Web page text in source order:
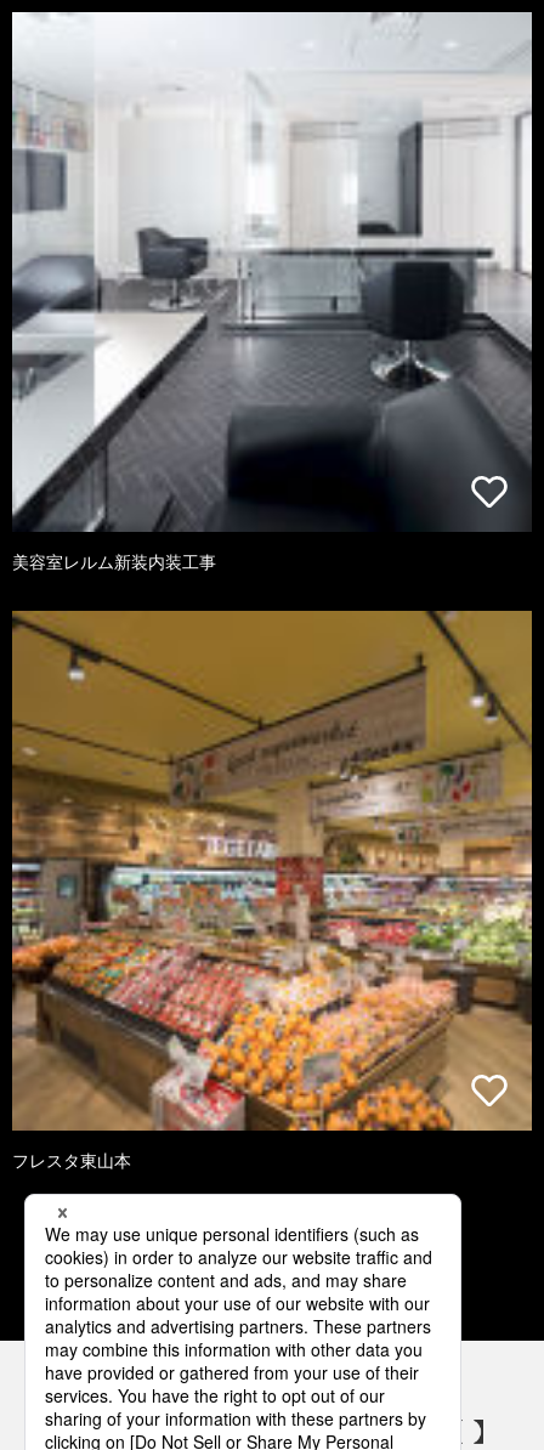
美容室レルム新装内装工事
フレスタ東山本
3 4 5 6 7
パナソニックの電気設備 SNSアカウント